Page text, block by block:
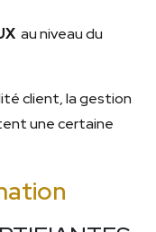
au niveau du
client, la gestion
une certaine